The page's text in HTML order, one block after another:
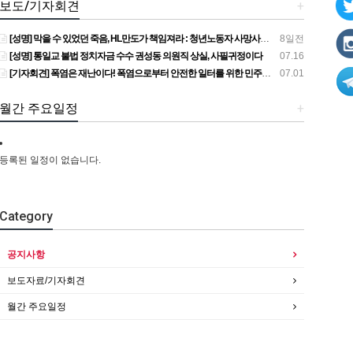
+
보도/기자회견
8일전
[성명] 막을 수 있었던 죽음, HL만도가 책임져라 : 청년노동자 사망사고의 철저한 진상규명과 재발방지 대책 마련하라
07.16
[성명] 통일교 불법 정치자금 수수 권성동 의원직 상실, 사필귀정이다
07.01
[기자회견] 폭염은 재난이다! 폭염으로부터 안전한 일터를 위한 민주노총 강원지역본부 폭염감시단 선포 기자회견
+
월간 주요일정
등록된 일정이 없습니다.
Category
공지사항
보도자료/기자회견
월간 주요일정